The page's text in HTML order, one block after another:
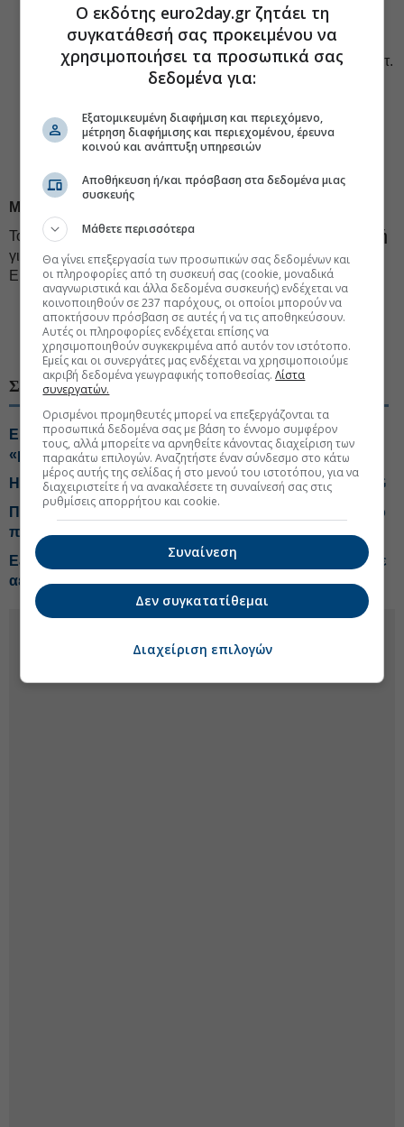
Έσοδα: 288 εκατ. δολάρια (έναντι 407 εκατ. πέρσι,
λόγω της προσωρινής αναστολής της παραγωγής).
Adjusted EBITDAX: 184 εκατ. δολάρια (έναντι 278 εκατ.
πέρσι λόγω της προσωρινής αναστολής της
Διαθέσιμα: 227 εκατ. δολάρια (307 εκατ. δολάρια στις
30/4/2026).
Καθαρός δανεισμός: 3,325 δισ. δολάρια.
Μέρισμα
Το διοικητικό συμβούλιο ενέκρινε μέρισμα
10 σεντς/μετοχή
για το Α’ τρίμηνο 2026, επιβεβαιώνοντας τη δέσμευση της
Energean για απόδοση στους μετόχους.
#Energean #Φυσικό αέριο, LNG
#Εταιρικά αποτελέσματα
ΣΧΕΤΙΚΑ ΘΕΜΑΤΑ
Energean: Βάση η Ηγουμενίτσα για τη γεώτρηση στο
«μπλοκ 2»
Η Ρωσία αναπτύσσει «σκιώδη στόλο» μεταφοράς LNG
Πάτησε γκάζι το Sani/Ikos τη φετινή χρονιά, επενδυτικό
πλάνο 1 δισ.
Εξάρχου: Κίνδυνος για νέα κρίση τιμών τον χειμώνα σε
αέριο και ρεύμα
Ο εκδότης euro2day.gr ζητάει τη
συγκατάθεσή σας προκειμένου να
χρησιμοποιήσει τα προσωπικά σας
δεδομένα για:
Εξατομικευμένη διαφήμιση και περιεχόμενο,
μέτρηση διαφήμισης και περιεχομένου, έρευνα
κοινού και ανάπτυξη υπηρεσιών
Αποθήκευση ή/και πρόσβαση στα δεδομένα μιας
συσκευής
Μάθετε περισσότερα
Θα γίνει επεξεργασία των προσωπικών σας δεδομένων και
οι πληροφορίες από τη συσκευή σας (cookie, μοναδικά
αναγνωριστικά και άλλα δεδομένα συσκευής) ενδέχεται να
κοινοποιηθούν σε 237 παρόχους, οι οποίοι μπορούν να
αποκτήσουν πρόσβαση σε αυτές ή να τις αποθηκεύσουν.
Αυτές οι πληροφορίες ενδέχεται επίσης να
χρησιμοποιηθούν συγκεκριμένα από αυτόν τον ιστότοπο.
Εμείς και οι συνεργάτες μας ενδέχεται να χρησιμοποιούμε
ακριβή δεδομένα γεωγραφικής τοποθεσίας.Λίστα
συνεργατών.
Ορισμένοι προμηθευτές μπορεί να επεξεργάζονται τα
προσωπικά δεδομένα σας με βάση το έννομο συμφέρον
τους, αλλά μπορείτε να αρνηθείτε κάνοντας διαχείριση των
παρακάτω επιλογών. Αναζητήστε έναν σύνδεσμο στο κάτω
μέρος αυτής της σελίδας ή στο μενού του ιστοτόπου, για να
διαχειριστείτε ή να ανακαλέσετε τη συναίνεσή σας στις
ρυθμίσεις απορρήτου και cookie.
Συναίνεση
Δεν συγκατατίθεμαι
Διαχείριση επιλογών